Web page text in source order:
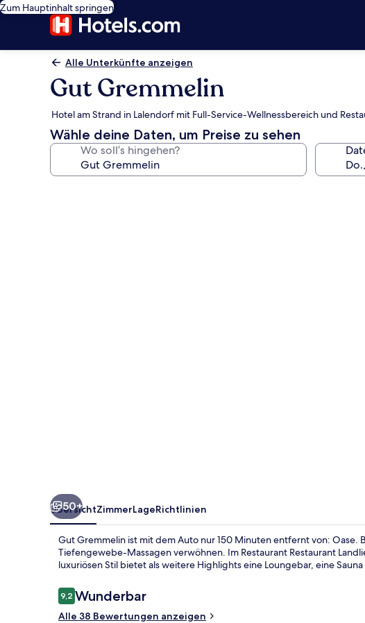
Zum Hauptinhalt springen
Alle Unterkünfte anzeigen
Gut Gremmelin
Hotel am Strand in Lalendorf mit Full-Service-Wellnessbereich und
Wähle deine Daten, um Preise zu sehen
Wo soll’s hingehen?
50+
ÜbersichtZimmerLageRichtlinien
Gut Gremmelin ist mit dem Auto nur 150 Minuten entfernt von: Oase.
Tiefengewebe-Massagen verwöhnen. Im Restaurant Restaurant
luxuriösen Stil bietet als weitere Highlights eine Loungebar, eine Sauna
Bewertungen
9,29,2 von 10.
Wunderbar
Alle 38 Bewertungen anzeigen